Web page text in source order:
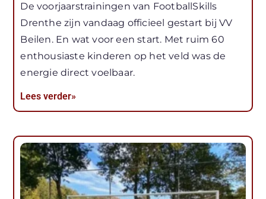
De voorjaarstrainingen van FootballSkills
Drenthe zijn vandaag officieel gestart bij VV
Beilen. En wat voor een start. Met ruim 60
enthousiaste kinderen op het veld was de
energie direct voelbaar.
Lees verder»